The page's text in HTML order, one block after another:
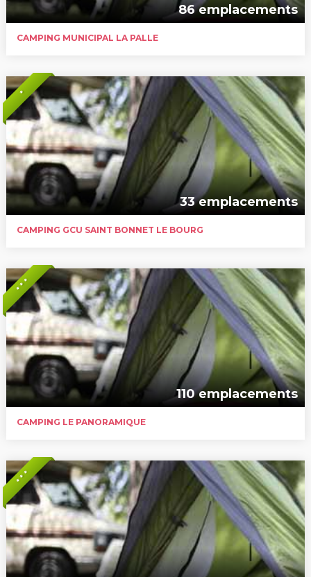
86 emplacements
CAMPING MUNICIPAL LA PALLE
*
33 emplacements
CAMPING GCU SAINT BONNET LE BOURG
* * *
110 emplacements
CAMPING LE PANORAMIQUE
* * *